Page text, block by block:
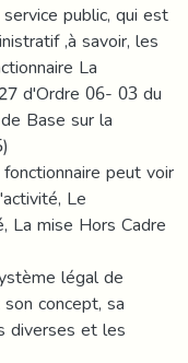
public, qui est
,à savoir, les
La
d'Ordre 06- 03 du
Base sur la
peut voir
Le
La mise Hors Cadre
légal de
concept, sa
diverses et les